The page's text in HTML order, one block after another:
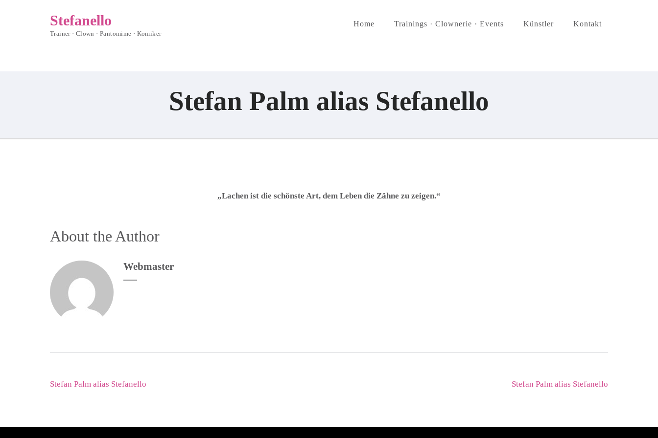
Stefanello
Trainer · Clown · Pantomime · Komiker
Home Trainings · Clownerie · Events Künstler Kontakt
Stefan Palm alias Stefanello
„Lachen ist die schönste Art, dem Leben die Zähne zu zeigen.“
About the Author
Webmaster
Beitragsnavigation
Stefan Palm alias Stefanello Stefan Palm alias Stefanello